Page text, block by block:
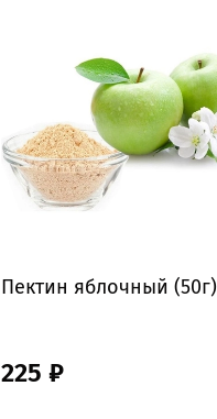
Пектин яблочный (50г)
225 ₽